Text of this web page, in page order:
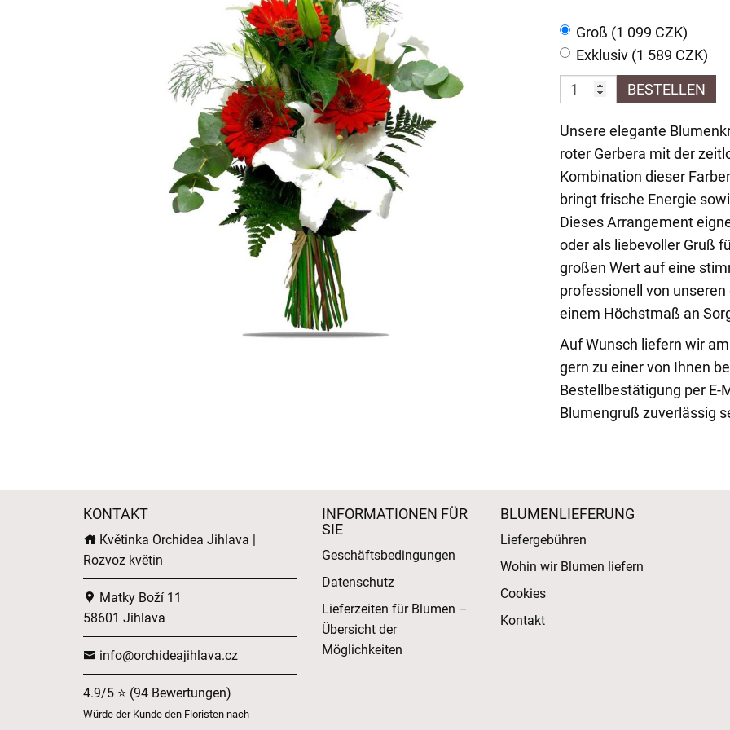
Groß (1 099 CZK)
Exklusiv (1 589 CZK)
BESTELLEN
Unsere elegante
roter Gerbera mit der
Kombination dieser
bringt frische Energie
Dieses Arrangement
oder als liebevoller Gruß
großen Wert auf eine
professionell von
einem Höchstmaß an
Auf Wunsch liefern wir
gern zu einer von Ihnen
Bestellbestätigung per E-
Blumengruß zuverlässig
KONTAKT
Květinka Orchidea Jihlava |
Rozvoz květin
Matky Boží 11
58601 Jihlava
info@orchideajihlava.cz
4.9/5 ⭐ (94 Bewertungen)
Würde der Kunde den Floristen nach
INFORMATIONEN FÜR
SIE
Geschäftsbedingungen
Datenschutz
Lieferzeiten für Blumen –
Übersicht der
Möglichkeiten
BLUMENLIEFERUNG
Liefergebühren
Wohin wir Blumen liefern
Cookies
Kontakt